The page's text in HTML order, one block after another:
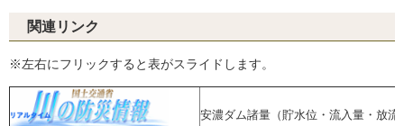
関連リンク
※左右にフリックすると表がスライドします。
安濃ダム諸量（貯水位・流入量・放